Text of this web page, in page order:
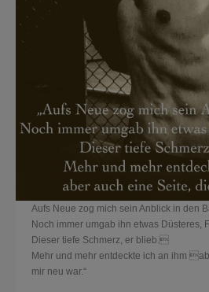
Aufs Neue zog mich sein Anblick in den
Noch immer umgab ihn etwas Düsteres,
Dieser tiefe Schmerz, er blieb.
Mehr und mehr entdeckte ich an ihm
mir neu war.“